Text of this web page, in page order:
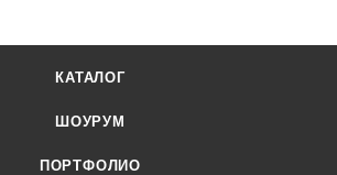
КАТАЛОГ
ШОУРУМ
ПОРТФОЛИО